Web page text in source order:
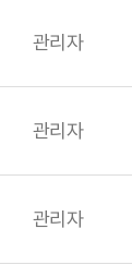
관리자
관리자
관리자